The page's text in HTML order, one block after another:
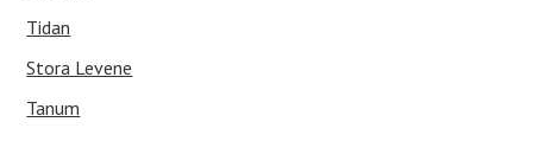
Tidan
Stora Levene
Tanum